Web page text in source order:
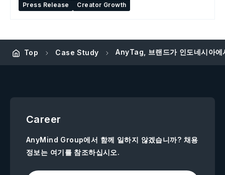
Press Release
Creator Growth
Top Case Study AnyTag, 브랜드가 인도네시아에
Career
AnyMind Group에서 함께 일하지 않겠습니까? 채용
정보는 여기를 참조하십시오.